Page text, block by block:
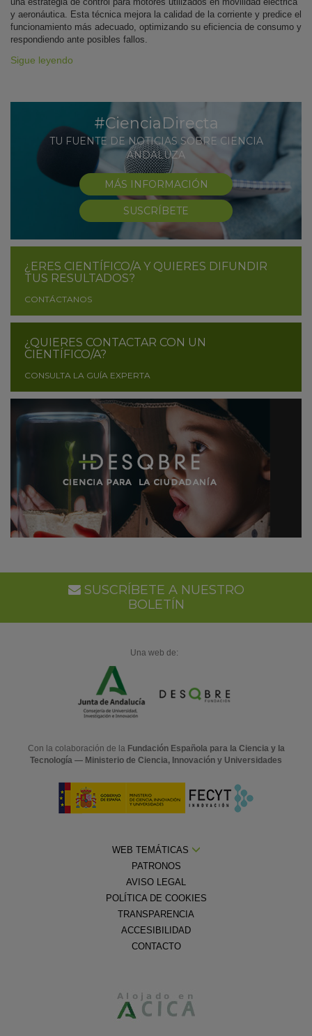
y aeronáutica. Esta técnica mejora la calidad de la corriente y predice el
funcionamiento más adecuado, optimizando su eficiencia de consumo y
respondiendo ante posibles fallos.
Sigue leyendo
#CienciaDirecta
TU FUENTE DE NOTICIAS SOBRE CIENCIA
ANDALUZA
MÁS INFORMACIÓN
SUSCRÍBETE
¿ERES CIENTÍFICO/A Y QUIERES DIFUNDIR
TUS RESULTADOS?
CONTÁCTANOS
¿QUIERES CONTACTAR CON UN
CIENTÍFICO/A?
CONSULTA LA GUÍA EXPERTA
SUSCRÍBETE A NUESTRO
BOLETÍN
Una web de:
Con la colaboración de la Fundación Española para la Ciencia y la
Tecnología — Ministerio de Ciencia, Innovación y Universidades
WEB TEMÁTICAS
PATRONOS
AVISO LEGAL
POLÍTICA DE COOKIES
TRANSPARENCIA
ACCESIBILIDAD
CONTACTO